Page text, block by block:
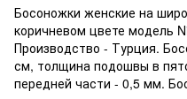
Босоножки женские на
коричневом цвете модель
Производство - Турция.
см, толщина подошвы в
передней части - 0,5 мм.